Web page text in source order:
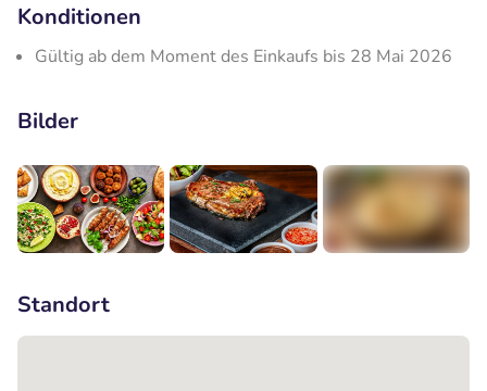
Konditionen
Gültig ab dem Moment des Einkaufs bis 28 Mai 2026
Bilder
Standort